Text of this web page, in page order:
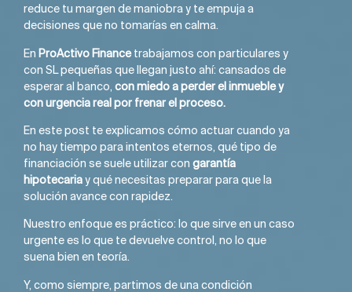
reduce tu margen de maniobra y te empuja a
decisiones que no tomarías en calma.
En ProActivo Financetrabajamos con particulares y
con SL pequeñas que llegan justo ahí: cansados de
esperar al banco, con miedo a perder el inmueble y
con urgencia real por frenar el proceso.
En este post te explicamos cómo actuar cuando ya
no hay tiempo para intentos eternos, qué tipo de
financiación se suele utilizar con garantía
hipotecariay qué necesitas preparar para que la
solución avance con rapidez.
Nuestro enfoque es práctico: lo que sirve en un caso
urgente es lo que te devuelve control, no lo que
suena bien en teoría.
Y, como siempre, partimos de una condición